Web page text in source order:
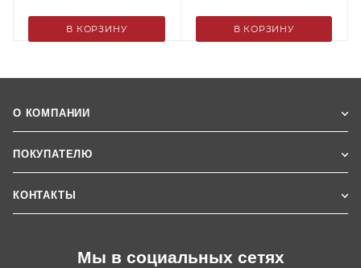
В КОРЗИНУ В КОРЗИНУ
О КОМПАНИИ
ПОКУПАТЕЛЮ
КОНТАКТЫ
Мы в социальных сетях